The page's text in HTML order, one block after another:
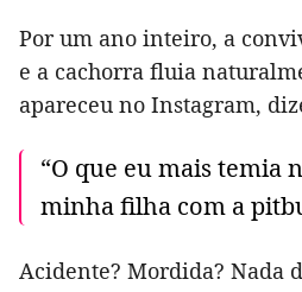
Por um ano inteiro, a
e a cachorra fluia
apareceu no Instagram,
“O que eu mais temia
minha filha com a
Acidente? Mordida? Nada